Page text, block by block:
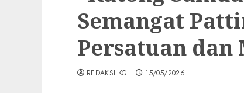
Semangat
Persatuan dan
REDAKSI KG 15/05/2026